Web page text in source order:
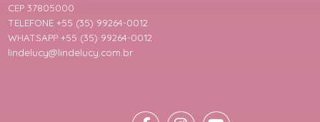
CEP 37805000
TELEFONE +55 (35) 99264-0012
WHATSAPP +55 (35) 99264-0012
lindelucy@lindelucy.com.br